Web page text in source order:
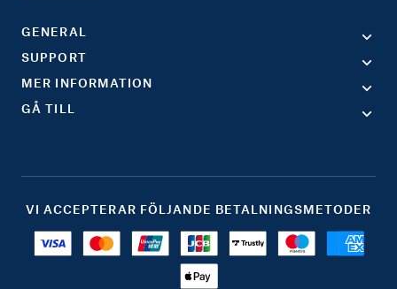
GENERAL
SUPPORT
MER INFORMATION
GÅ TILL
VI ACCEPTERAR FÖLJANDE BETALNINGSMETODER